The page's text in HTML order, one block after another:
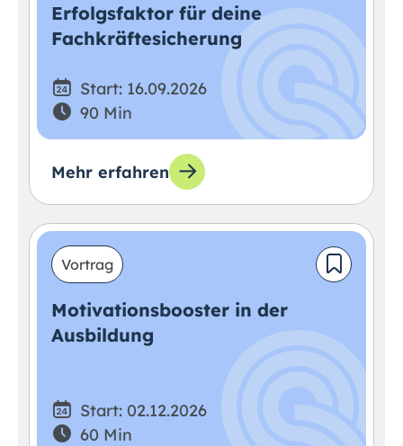
Erfolgsfaktor für deine
Fachkräftesicherung
Start: 16.09.2026
90 Min
Mehr erfahren
Vortrag
Motivationsbooster in der
Ausbildung
Start: 02.12.2026
60 Min